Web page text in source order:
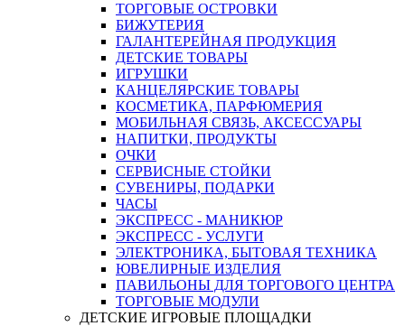
ТОРГОВЫЕ ОСТРОВКИ
БИЖУТЕРИЯ
ГАЛАНТЕРЕЙНАЯ ПРОДУКЦИЯ
ДЕТСКИЕ ТОВАРЫ
ИГРУШКИ
КАНЦЕЛЯРСКИЕ ТОВАРЫ
КОСМЕТИКА, ПАРФЮМЕРИЯ
МОБИЛЬНАЯ СВЯЗЬ, АКСЕССУАРЫ
НАПИТКИ, ПРОДУКТЫ
ОЧКИ
СЕРВИСНЫЕ СТОЙКИ
СУВЕНИРЫ, ПОДАРКИ
ЧАСЫ
ЭКСПРЕСС - МАНИКЮР
ЭКСПРЕСС - УСЛУГИ
ЭЛЕКТРОНИКА, БЫТОВАЯ ТЕХНИКА
ЮВЕЛИРНЫЕ ИЗДЕЛИЯ
ПАВИЛЬОНЫ ДЛЯ ТОРГОВОГО ЦЕНТРА
ТОРГОВЫЕ МОДУЛИ
ДЕТСКИЕ ИГРОВЫЕ ПЛОЩАДКИ